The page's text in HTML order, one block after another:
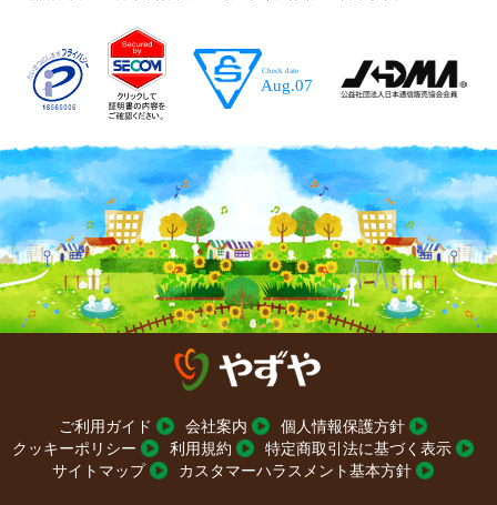
ご利用ガイド 会社案内
個人情報保護方針
クッキーポリシー
利用規約
特定商取引法に基づく表示
サイトマップ
カスタマーハラスメント基本方針